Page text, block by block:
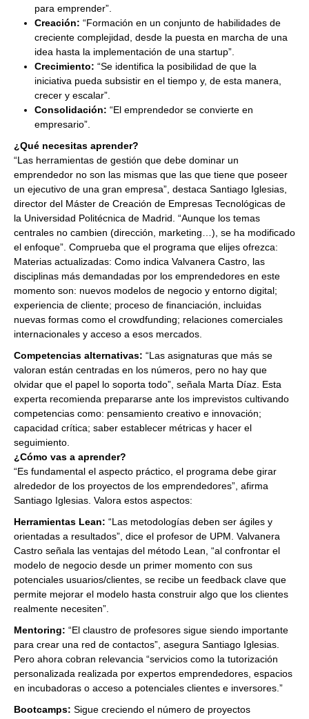
para emprender”.
Creación: “Formación en un conjunto de habilidades de
creciente complejidad, desde la puesta en marcha de una
idea hasta la implementación de una startup”.
Crecimiento: “Se identifica la posibilidad de que la
iniciativa pueda subsistir en el tiempo y, de esta manera,
crecer y escalar”.
Consolidación: “El emprendedor se convierte en
empresario”.
¿Qué necesitas aprender?
“Las herramientas de gestión que debe dominar un
emprendedor no son las mismas que las que tiene que poseer
un ejecutivo de una gran empresa”, destaca Santiago Iglesias,
director del Máster de Creación de Empresas Tecnológicas de
la Universidad Politécnica de Madrid. “Aunque los temas
centrales no cambien (dirección, marketing…), se ha modificado
el enfoque”. Comprueba que el programa que elijes ofrezca:
Materias actualizadas: Como indica Valvanera Castro, las
disciplinas más demandadas por los emprendedores en este
momento son: nuevos modelos de negocio y entorno digital;
experiencia de cliente; proceso de financiación, incluidas
nuevas formas como el crowdfunding; relaciones comerciales
internacionales y acceso a esos mercados.
Competencias alternativas: “Las asignaturas que más se
valoran están centradas en los números, pero no hay que
olvidar que el papel lo soporta todo”, señala Marta Díaz. Esta
experta recomienda prepararse ante los imprevistos cultivando
competencias como: pensamiento creativo e innovación;
capacidad crítica; saber establecer métricas y hacer el
seguimiento.
¿Cómo vas a aprender?
“Es fundamental el aspecto práctico, el programa debe girar
alrededor de los proyectos de los emprendedores”, afirma
Santiago Iglesias. Valora estos aspectos:
Herramientas Lean: “Las metodologías deben ser ágiles y
orientadas a resultados”, dice el profesor de UPM. Valvanera
Castro señala las ventajas del método Lean, “al confrontar el
modelo de negocio desde un primer momento con sus
potenciales usuarios/clientes, se recibe un feedback clave que
permite mejorar el modelo hasta construir algo que los clientes
realmente necesiten”.
Mentoring: “El claustro de profesores sigue siendo importante
para crear una red de contactos”, asegura Santiago Iglesias.
Pero ahora cobran relevancia “servicios como la tutorización
personalizada realizada por expertos emprendedores, espacios
en incubadoras o acceso a potenciales clientes e inversores.”
Bootcamps: Sigue creciendo el número de proyectos